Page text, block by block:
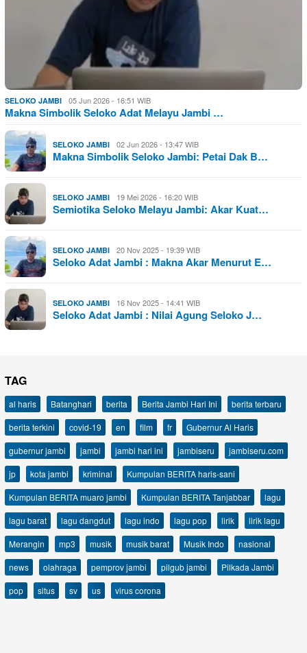
SELOKO JAMBI 05 Jun 2026 - 16:51 WIB
Makna Simbolik Seloko Adat Melayu Jambi …
SELOKO JAMBI 02 Jun 2026 - 13:47 WIB
Makna Simbolik Seloko Jambi: Petai Dak B…
SELOKO JAMBI 19 Mei 2026 - 16:20 WIB
Semiotika Seloko Melayu Jambi: Akar Kuat…
SELOKO JAMBI 20 Nov 2025 - 19:39 WIB
Seloko Adat Jambi : Makna Akar Menurut E…
SELOKO JAMBI 16 Nov 2025 - 14:41 WIB
Seloko Adat Jambi : Nilai Agung Seloko J…
TAG
al haris Batanghari berita Berita Jambi Hari Ini
berita terbaru
berita terkini
covid-19 en film fr
Gubernur Al Haris
gubernur jambi
jambi jambi hari ini jambiseru
jambiseru.com
jp
kota jambi kriminal
Kumpulan BERITA haris-sani
Kumpulan BERITA muaro jambi
Kumpulan BERITA Tanjabbar
lagu
lagu barat
lagu dangdut lagu indo lagu pop lirik
lirik lagu
Merangin
mp3 musik musik barat Musik Indo
nasional
news
olahraga pemprov jambi pilgub jambi
Pilkada Jambi
pop
situs sv us virus corona